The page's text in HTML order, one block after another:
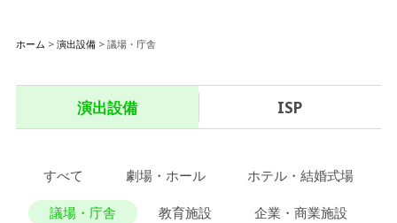
ホーム > 演出設備 > 議場・庁舎
演出設備 ISP
すべて 劇場・ホール ホテル・結婚式場
議場・庁舎 教育施設 企業・商業施設